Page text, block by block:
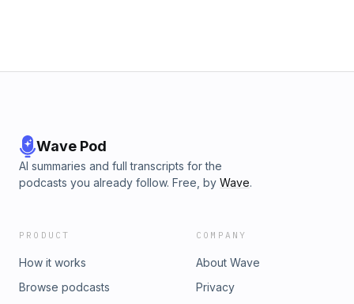
Wave Pod
AI summaries and full transcripts for the
podcasts you already follow. Free, by Wave.
PRODUCT
How it works
Browse podcasts
COMPANY
About Wave
Privacy